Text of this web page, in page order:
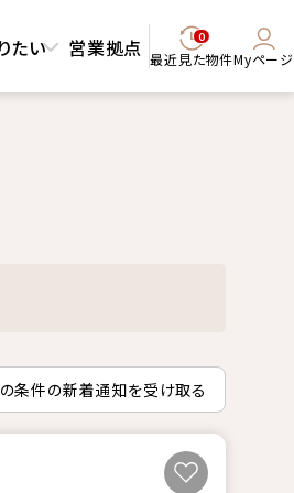
たい 営業拠点 0
最近見た物件Myページ
条件の新着通知を受け取る